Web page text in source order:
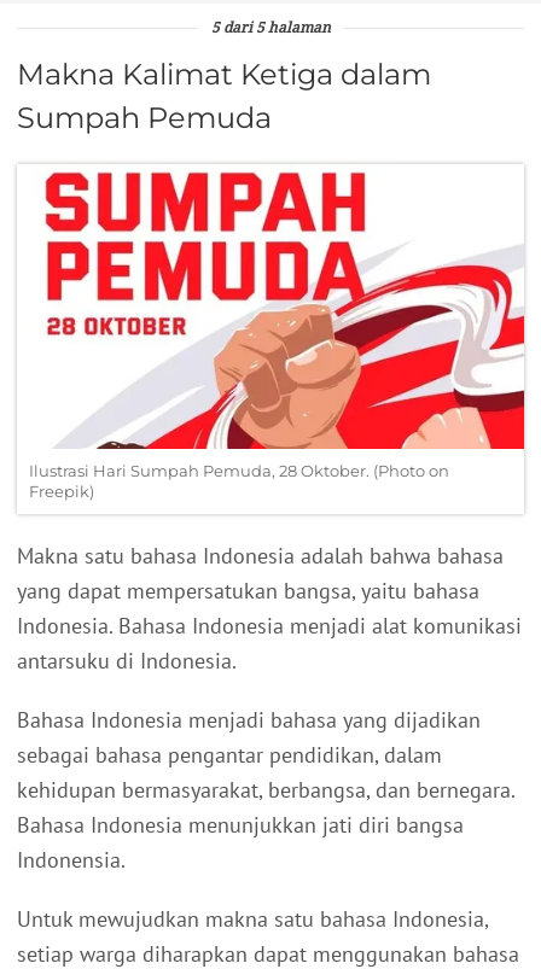
5 dari 5 halaman
Makna Kalimat Ketiga dalam
Sumpah Pemuda
Ilustrasi Hari Sumpah Pemuda, 28 Oktober. (Photo on
Freepik)
Makna satu bahasa Indonesia adalah bahwa bahasa
yang dapat mempersatukan bangsa, yaitu bahasa
Indonesia. Bahasa Indonesia menjadi alat komunikasi
antarsuku di Indonesia.
Bahasa Indonesia menjadi bahasa yang dijadikan
sebagai bahasa pengantar pendidikan, dalam
kehidupan bermasyarakat, berbangsa, dan bernegara.
Bahasa Indonesia menunjukkan jati diri bangsa
Indonensia.
Untuk mewujudkan makna satu bahasa Indonesia,
setiap warga diharapkan dapat menggunakan bahasa